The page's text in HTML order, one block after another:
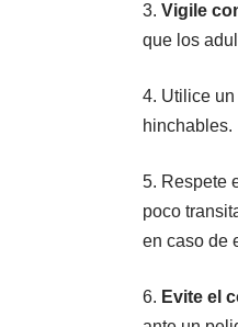
3. Vigile
que los
4. Utilice un
hinchables.
5. Respete
poco
en caso de
6. Evite el